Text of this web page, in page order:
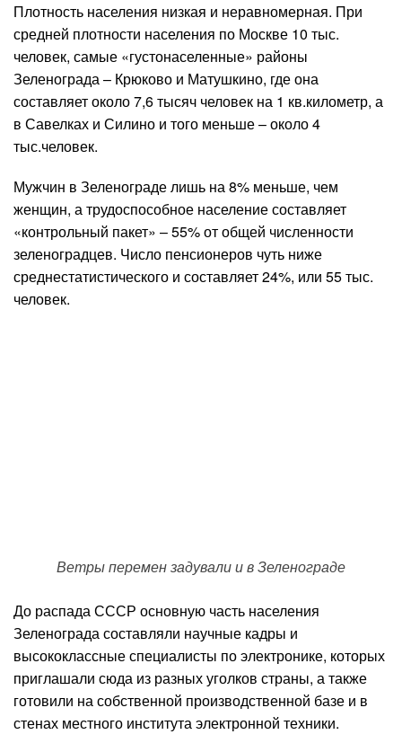
Плотность населения низкая и неравномерная. При
средней плотности населения по Москве 10 тыс.
человек, самые «густонаселенные» районы
Зеленограда – Крюково и Матушкино, где она
составляет около 7,6 тысяч человек на 1 кв.километр, а
в Савелках и Силино и того меньше – около 4
тыс.человек.
Мужчин в Зеленограде лишь на 8% меньше, чем
женщин, а трудоспособное население составляет
«контрольный пакет» – 55% от общей численности
зеленоградцев. Число пенсионеров чуть ниже
среднестатистического и составляет 24%, или 55 тыс.
человек.
Ветры перемен задували и в Зеленограде
До распада СССР основную часть населения
Зеленограда составляли научные кадры и
высококлассные специалисты по электронике, которых
приглашали сюда из разных уголков страны, а также
готовили на собственной производственной базе и в
стенах местного института электронной техники.